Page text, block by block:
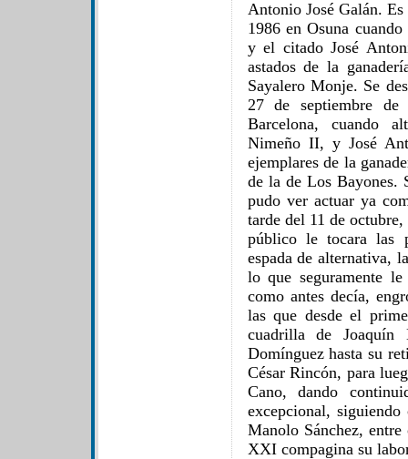
Antonio José Galán.
1986 en Osuna
y el citado José
astados de la
Sayalero Monje. Se
27 de septiembre
Barcelona, cuando
Nimeño II, y José
ejemplares de la
de la de Los Bayones.
pudo ver actuar ya
tarde del 11 de
público le tocara las
espada de alternativa,
lo que seguramente
como antes decía,
las que desde el
cuadrilla de
Domínguez hasta su
César Rincón, para
Cano, dando
excepcional,
Manolo Sánchez,
XXI compagina su